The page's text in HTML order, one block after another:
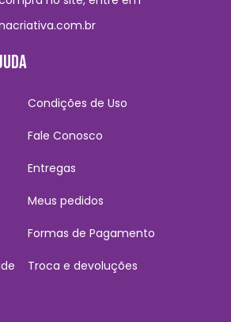
Condições de Uso
Fale Conosco
Entregas
Meus pedidos
Formas de Pagamento
Troca e devoluções